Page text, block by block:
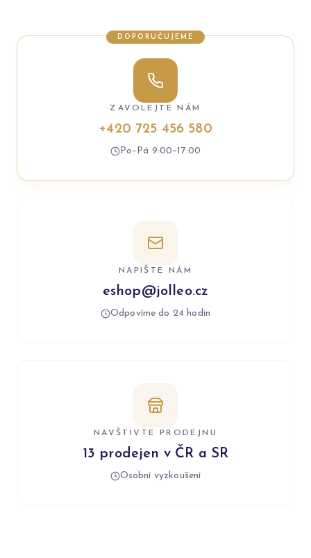
DOPORUČUJEME
ZAVOLEJTE NÁM
+420 725 456 580
Po–Pá 9:00–17:00
NAPIŠTE NÁM
eshop@jolleo.cz
Odpovíme do 24 hodin
NAVŠTIVTE PRODEJNU
13 prodejen v ČR a SR
Osobní vyzkoušení